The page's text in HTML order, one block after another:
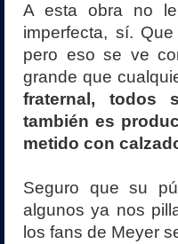
A esta obra no
imperfecta, sí.
pero eso se ve
grande que
fraternal, todos
también es
metido con
Seguro que su
algunos ya nos
los fans de Meyer